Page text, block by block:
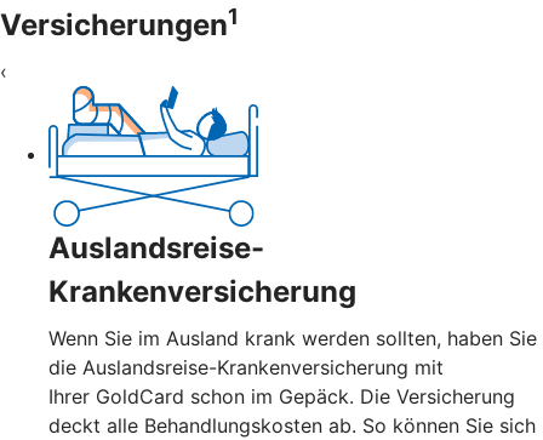
Versicherungen1
‹
Auslandsreise-
Krankenversicherung
Wenn Sie im Ausland krank werden sollten, haben Sie
die Auslandsreise-Krankenversicherung mit
Ihrer GoldCard schon im Gepäck. Die Versicherung
deckt alle Behandlungskosten ab. So können Sie sich